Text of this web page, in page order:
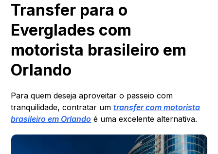
Transfer para o
Everglades com
motorista brasileiro em
Orlando
Para quem deseja aproveitar o passeio com
tranquilidade, contratar umtransfer com motorista
brasileiro em Orlando é uma excelente alternativa.